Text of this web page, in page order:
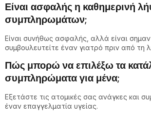
Είναι ασφαλής η καθημερινή
συμπληρωμάτων;
Είναι συνήθως ασφαλής, αλλά είναι
συμβουλευτείτε έναν γιατρό πριν από τη
Πώς μπορώ να επιλέξω τα
συμπληρώματα για μένα;
Εξετάστε τις ατομικές σας ανάγκες και
έναν επαγγελματία υγείας.